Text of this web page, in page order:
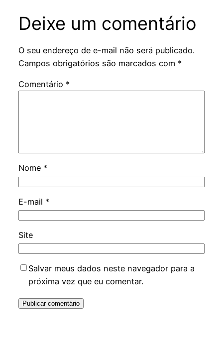
Deixe um comentário
O seu endereço de e-mail não será publicado.
Campos obrigatórios são marcados com *
Comentário *
Nome *
E-mail *
Site
Salvar meus dados neste navegador para a
próxima vez que eu comentar.